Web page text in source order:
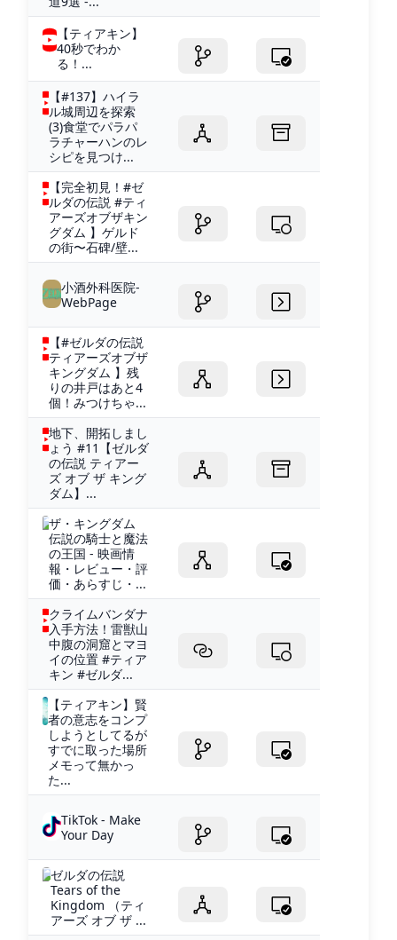
【ティアキン】
40秒でわか
る！...
【#137】ハイラ
ル城周辺を探索
(3)食堂でパラパ
ラチャーハンのレ
シピを見つけ...
【完全初見！#ゼ
ルダの伝説 #ティ
アーズオブザキン
グダム 】ゲルド
の街〜石碑/壁...
小酒外科医院-
WebPage
【#ゼルダの伝説
ティアーズオブザ
キングダム 】残
りの井戸はあと4
個！みつけちゃ...
地下、開拓しまし
ょう #11【ゼルダ
の伝説 ティアー
ズ オブ ザ キング
ダム】...
ザ・キングダム
伝説の騎士と魔法
の王国 - 映画情
報・レビュー・評
価・あらすじ・...
クライムバンダナ
入手方法！雷獣山
中腹の洞窟とマヨ
イの位置 #ティア
キン #ゼルダ...
【ティアキン】賢
者の意志をコンプ
しようとしてるが
すでに取った場所
メモって無かっ
た...
TikTok - Make
Your Day
ゼルダの伝説
Tears of the
Kingdom （ティ
アーズ オブ ザ ...